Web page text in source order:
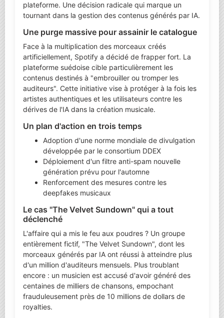
plateforme. Une décision radicale qui marque un
tournant dans la gestion des contenus générés par IA.
Une purge massive pour assainir le catalogue
Face à la multiplication des morceaux créés
artificiellement, Spotify a décidé de frapper fort. La
plateforme suédoise cible particulièrement les
contenus destinés à "embrouiller ou tromper les
auditeurs". Cette initiative vise à protéger à la fois les
artistes authentiques et les utilisateurs contre les
dérives de l'IA dans la création musicale.
Un plan d'action en trois temps
Adoption d'une norme mondiale de divulgation
développée par le consortium DDEX
Déploiement d'un filtre anti-spam nouvelle
génération prévu pour l'automne
Renforcement des mesures contre les
deepfakes musicaux
Le cas "The Velvet Sundown" qui a tout
déclenché
L'affaire qui a mis le feu aux poudres ? Un groupe
entièrement fictif, "The Velvet Sundown", dont les
morceaux générés par IA ont réussi à atteindre plus
d'un million d'auditeurs mensuels. Plus troublant
encore : un musicien est accusé d'avoir généré des
centaines de milliers de chansons, empochant
frauduleusement près de 10 millions de dollars de
royalties.